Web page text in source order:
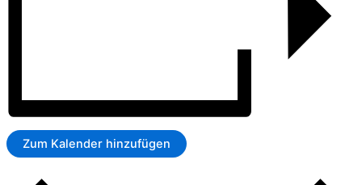
Zum Kalender hinzufügen